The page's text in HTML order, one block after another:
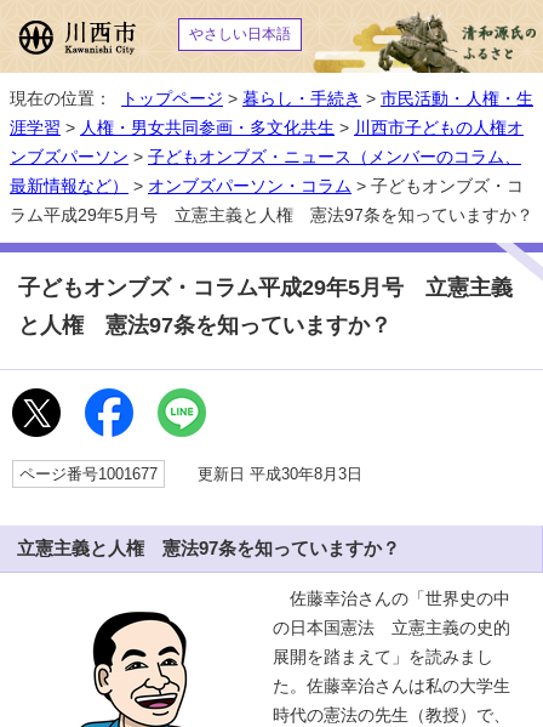
やさしい日本語
現在の位置： トップページ > 暮らし・手続き > 市民活動・人権・生
涯学習 > 人権・男女共同参画・多文化共生 > 川西市子どもの人権オ
ンブズパーソン > 子どもオンブズ・ニュース（メンバーのコラム、
最新情報など）
> オンブズパーソン・コラム > 子どもオンブズ・コ
ラム平成29年5月号 立憲主義と人権 憲法97条を知っていますか？
子どもオンブズ・コラム平成29年5月号 立憲主義
と人権 憲法97条を知っていますか？
ページ番号1001677 更新日 平成30年8月3日
立憲主義と人権 憲法97条を知っていますか？
佐藤幸治さんの「世界史の中
の日本国憲法 立憲主義の史的
展開を踏まえて」を読みまし
た。佐藤幸治さんは私の大学生
時代の憲法の先生（教授）で、